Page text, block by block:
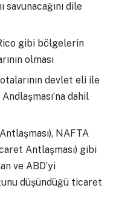
dile
gibi bölgelerin
olması
devlet eli ile
dahil
NAFTA
Antlaşması) gibi
ve ABD’yi
düşündüğü ticaret